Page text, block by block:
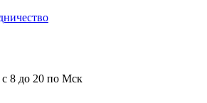
8 до 20 по Мск